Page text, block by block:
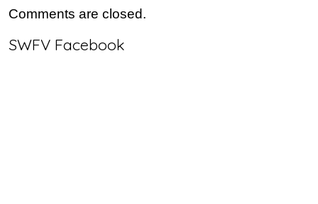
Comments are closed.
SWFV Facebook